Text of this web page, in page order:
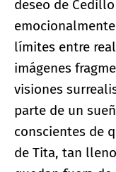
deseo de
límites entre
imágenes
visiones
parte de un
conscientes de
de Tita, tan